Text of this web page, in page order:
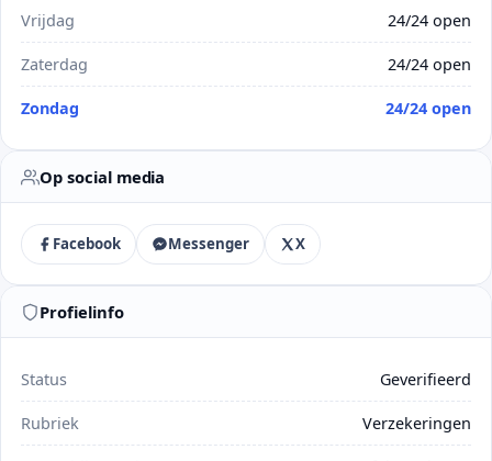
Vrijdag 24/24 open
Zaterdag 24/24 open
Zondag 24/24 open
Op social media
Facebook Messenger X
Profielinfo
Status Geverifieerd
Rubriek Verzekeringen